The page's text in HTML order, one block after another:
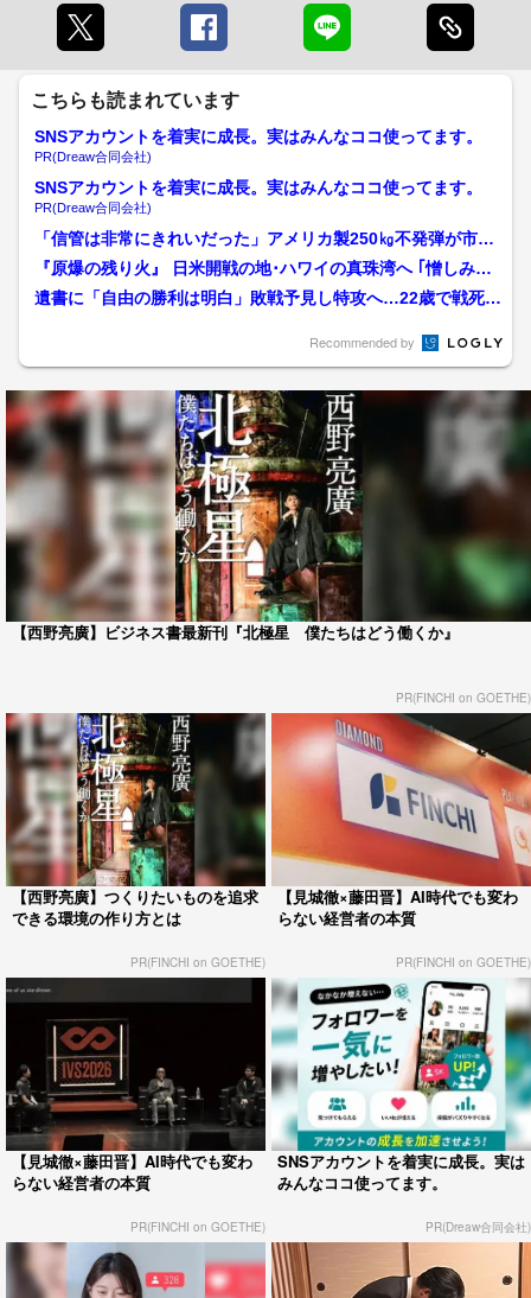
こちらも読まれています
SNSアカウントを着実に成長。実はみんなココ使ってます。
PR(Dreaw合同会社)
SNSアカウントを着実に成長。実はみんなココ使ってます。
PR(Dreaw合同会社)
「信管は非常にきれいだった」アメリカ製250㎏不発弾が市街
地のど真ん中で発見され...
『原爆の残り火』 日米開戦の地･ハワイの真珠湾へ ｢憎しみを
消して平和の火へ｣...
遺書に「自由の勝利は明白」敗戦予見し特攻へ…22歳で戦死の
Recommended by
【西野亮廣】ビジネス書最新刊『北極星 僕たちはどう働くか』
PR(FINCHI on GOETHE)
【西野亮廣】つくりたいものを追求
できる環境の作り方とは
PR(FINCHI on GOETHE)
【見城徹×藤田晋】AI時代でも変わ
らない経営者の本質
PR(FINCHI on GOETHE)
【見城徹×藤田晋】AI時代でも変わ
らない経営者の本質
PR(FINCHI on GOETHE)
SNSアカウントを着実に成長。実は
みんなココ使ってます。
PR(Dreaw合同会社)